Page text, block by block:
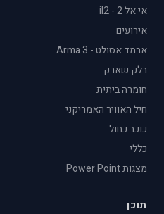
אי אל 2 - il2
אירועים
ארמד אסולט - Arma 3
בלק שארק
חומרה ביתית
חיל האוויר האמריקני
כוכב כחול
כללי
מצגות Power Point
תוכן